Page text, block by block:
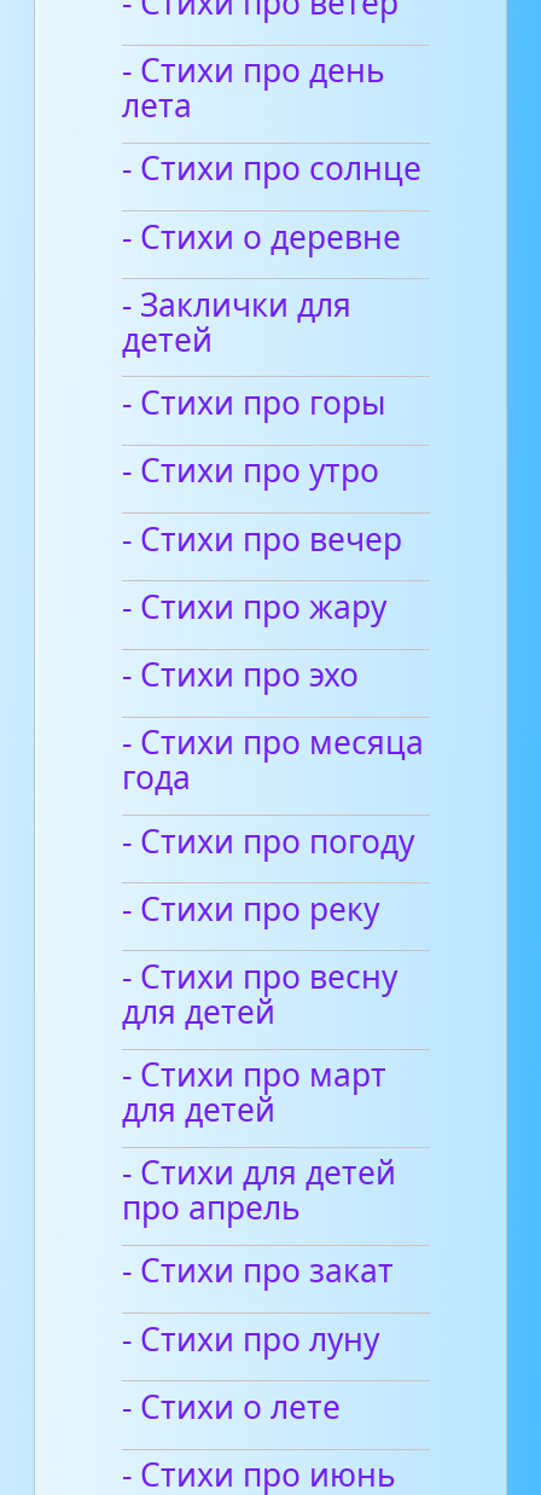
- Стихи про день
лета
- Стихи про солнце
- Стихи о деревне
- Заклички для
детей
- Стихи про горы
- Стихи про утро
- Стихи про вечер
- Стихи про жару
- Стихи про эхо
- Стихи про месяца
года
- Стихи про погоду
- Стихи про реку
- Стихи про весну
для детей
- Стихи про март
для детей
- Стихи для детей
про апрель
- Стихи про закат
- Стихи про луну
- Стихи о лете
- Стихи про июнь